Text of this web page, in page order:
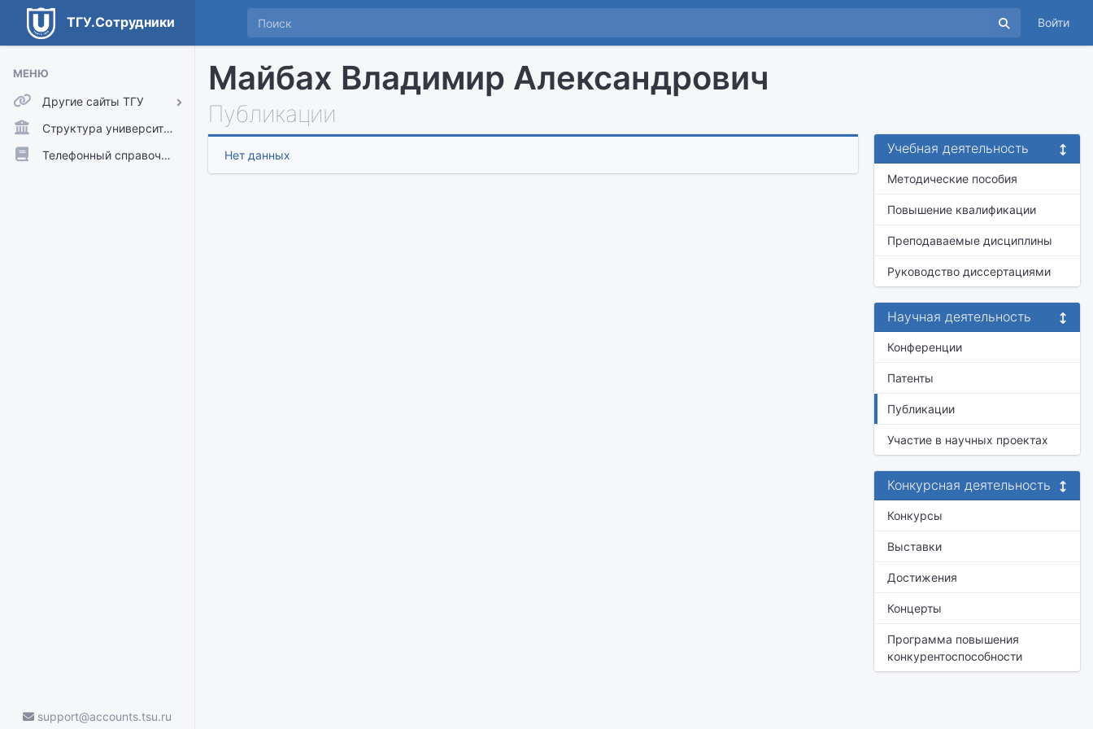
ТГУ.Сотрудники Войти
МЕНЮ
Другие сайты ТГУ
ТГУ.Аккаунты
ТГУ.Расписание
Структура университета
Телефонный справочник
support@accounts.tsu.ru
Майбах Владимир Александрович
Публикации
Нет данных Учебная деятельность
Методические пособия
Повышение квалификации
Преподаваемые дисциплины
Руководство диссертациями
Научная деятельность
Конференции
Патенты
Публикации
Участие в научных проектах
Конкурсная деятельность
Конкурсы
Выставки
Достижения
Концерты
Программа повышения
конкурентоспособности